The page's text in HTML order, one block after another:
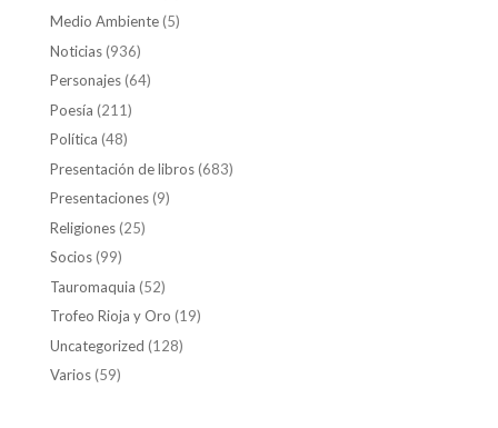
Medio Ambiente(5)
Noticias(936)
Personajes(64)
Poesía (211)
Política (48)
Presentación de libros(683)
Presentaciones(9)
Religiones(25)
Socios(99)
Tauromaquia (52)
Trofeo Rioja y Oro (19)
Uncategorized (128)
Varios(59)